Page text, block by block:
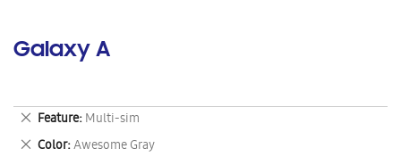
Galaxy A
Feature Multi-sim
Eliminar
este
artículo
Color Awesome Gray
Eliminar